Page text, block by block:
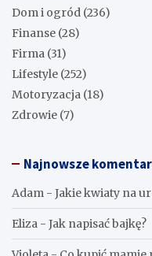
Dom i ogród (236)
Finanse (28)
Firma (31)
Lifestyle (252)
Motoryzacja (18)
Zdrowie (7)
Najnowsze
Adam - Jakie kwiaty na
Eliza - Jak napisać bajkę?